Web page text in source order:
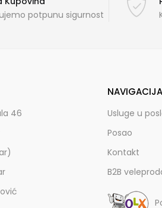
potpunu sigurnost
46
NAVIGACIJA
Usluge u
Posao
Kontakt
B2B